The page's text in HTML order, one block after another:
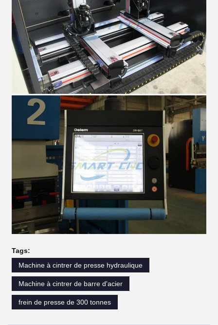
Tags:
Machine à cintrer de presse hydraulique
Machine à cintrer de barre d'acier
frein de presse de 300 tonnes